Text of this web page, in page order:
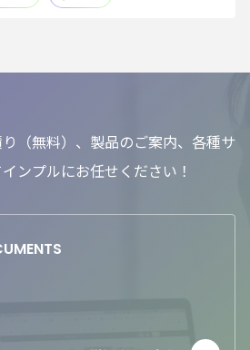
（無料）、製品のご案内、各種サ
ンプルにお任せください！